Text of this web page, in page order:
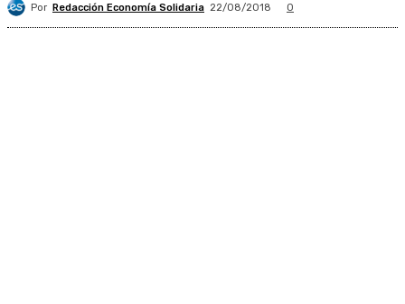
Por Redacción Economía Solidaria 22/08/2018 0